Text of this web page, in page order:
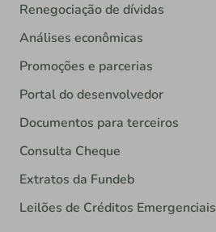
Renegociação de dívidas
Análises econômicas
Promoções e parcerias
Portal do desenvolvedor
Documentos para terceiros
Consulta Cheque
Extratos da Fundeb
Leilões de Créditos Emergenciais